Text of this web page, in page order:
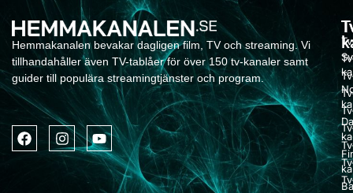
Hemmakanalen bevakar dagligen film, TV och streaming. Vi
tillhandahåller även TV-tablåer för över 150 tv-kanaler samt
guider till populära streamingtjänster och program.